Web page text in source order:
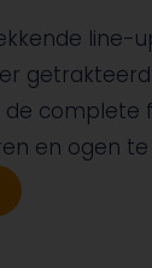
line-
de
en ogen